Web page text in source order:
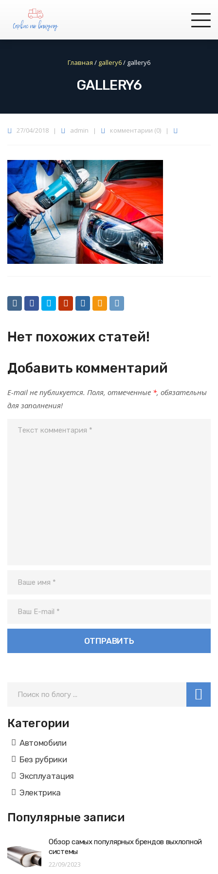
Главная / gallery6/ gallery6
GALLERY6
27/04/2018 | admin | комментарии (0) |
Нет похожих статей!
Добавить комментарий
E-mail не публикуется. Поля, отмеченные *, обязательны
для заполнения!
Категории
Автомобили
Без рубрики
Эксплуатация
Электрика
Популярные записи
Обзор самых популярных брендов выхлопной
системы
22/09/2023